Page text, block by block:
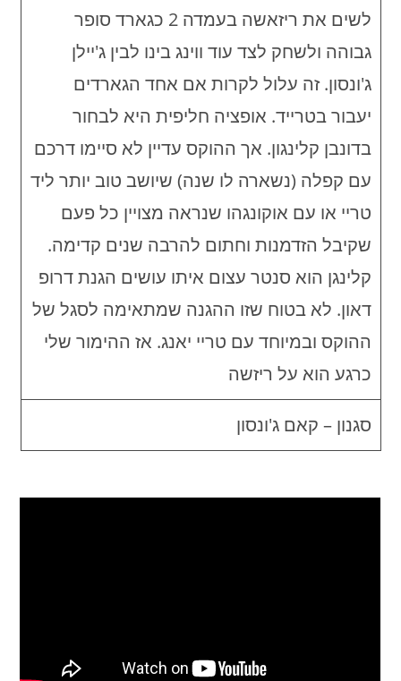
לשים את ריזאשה בעמדה 2 כגארד סופר
גבוהה ולשחק לצד עוד ווינג בינו לבין ג'יילן
ג'ונסון. זה עלול לקרות אם אחד הגארדים
יעבור בטרייד. אופציה חליפית היא לבחור
בדונבן קלינגון. אך ההוקס עדיין לא סיימו דרכם
עם קפלה (נשארה לו שנה) שיושב טוב יותר ליד
טריי או עם אוקונגהו שנראה מצויין כל פעם
שקיבל הזדמנות וחתום להרבה שנים קדימה.
קלינגן הוא סנטר עצום איתו עושים הגנת דרופ
דאון. לא בטוח שזו ההגנה שמתאימה לסגל של
ההוקס ובמיוחד עם טריי יאנג. אז ההימור שלי
כרגע הוא על ריזשה
סגנון – קאם ג'ונסון